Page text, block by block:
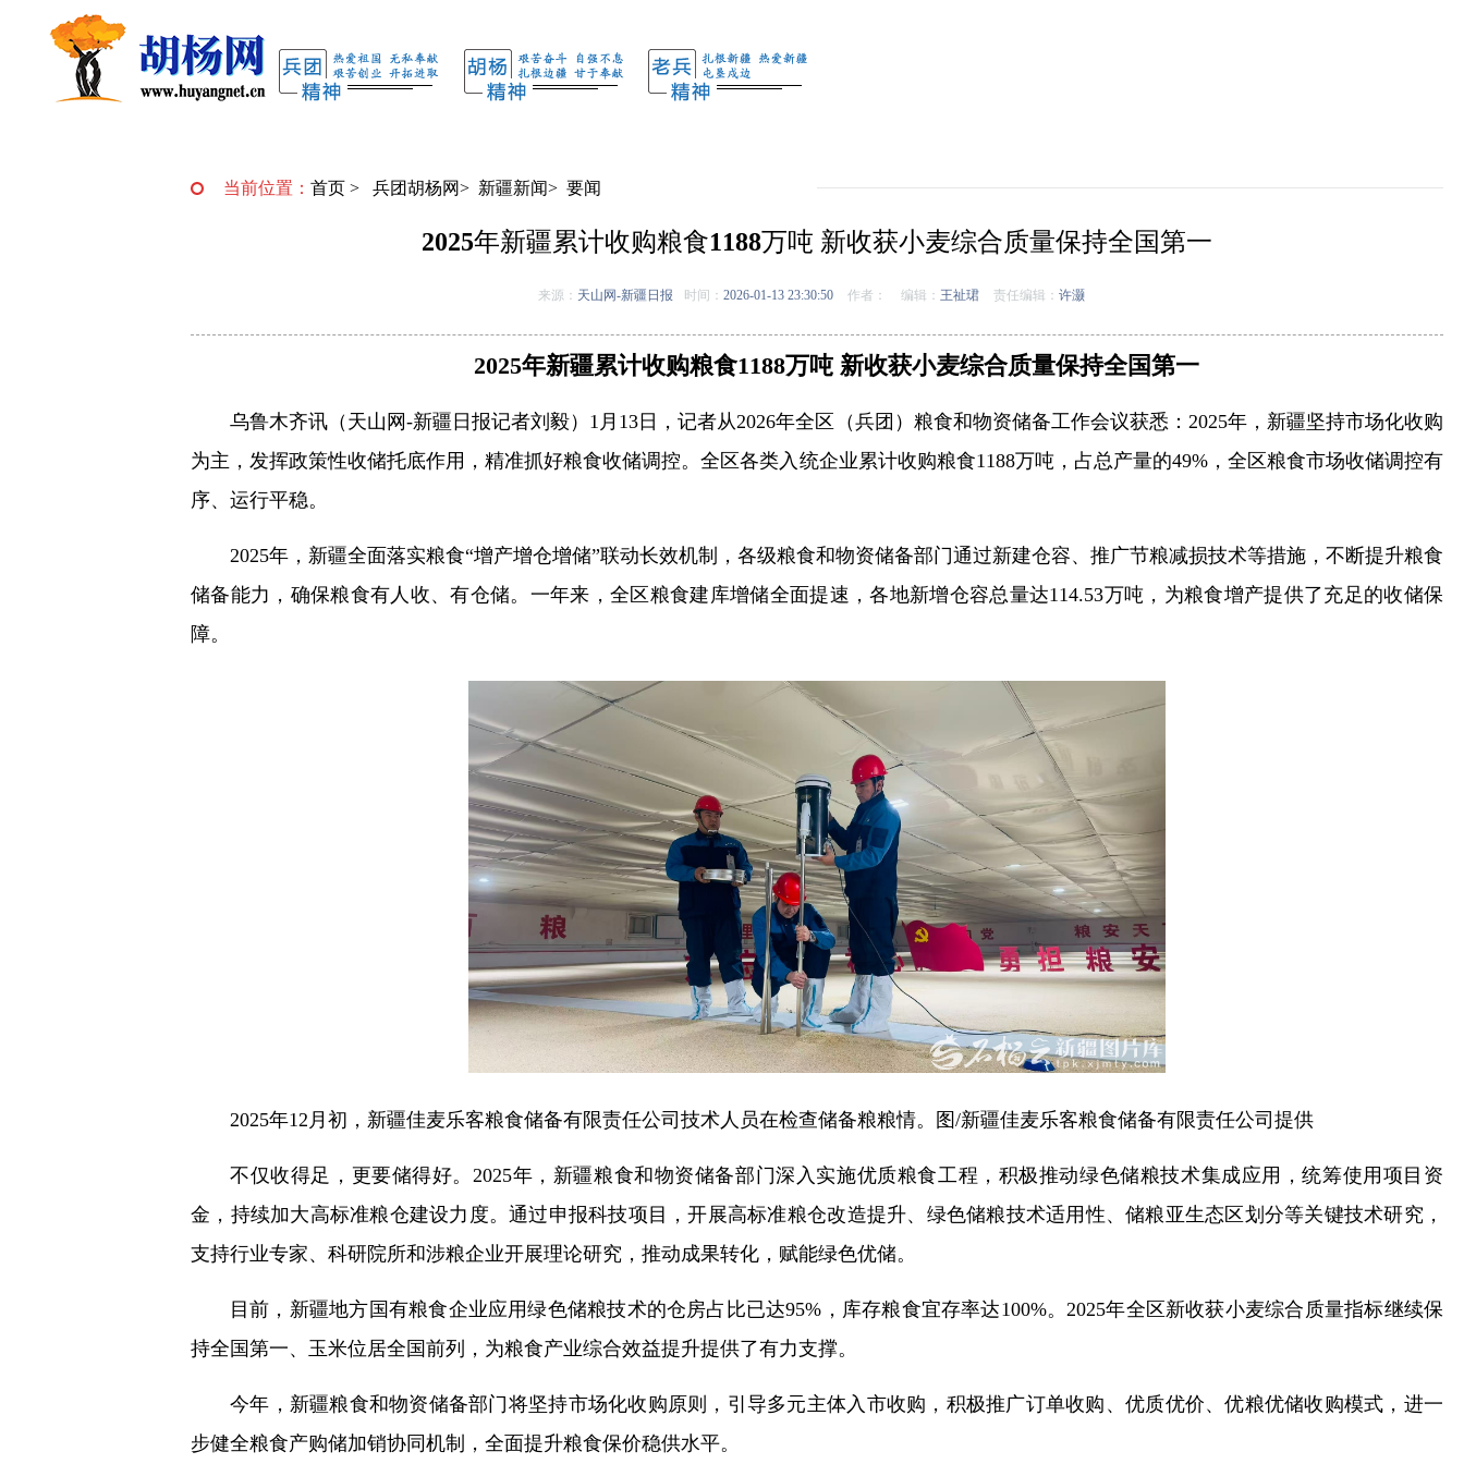
当前位置： 首页 > 兵团胡杨网> 新疆新闻> 要闻
2025年新疆累计收购粮食1188万吨 新收获小麦综合质量保持全国第一
来源： 天山网-新疆日报 时间： 2026-01-13 23:30:50 作者： 编辑： 王祉珺 责任编辑： 许灏
2025年新疆累计收购粮食1188万吨 新收获小麦综合质量保持全国第一
乌鲁木齐讯（天山网-新疆日报记者刘毅）1月13日，记者从2026年全区（兵团）粮食和物资储备工作会议获悉：2025年，新疆坚持市场化收购
为主，发挥政策性收储托底作用，精准抓好粮食收储调控。全区各类入统企业累计收购粮食1188万吨，占总产量的49%，全区粮食市场收储调控有
序、运行平稳。
2025年，新疆全面落实粮食“增产增仓增储”联动长效机制，各级粮食和物资储备部门通过新建仓容、推广节粮减损技术等措施，不断提升粮食
储备能力，确保粮食有人收、有仓储。一年来，全区粮食建库增储全面提速，各地新增仓容总量达114.53万吨，为粮食增产提供了充足的收储保
障。
2025年12月初，新疆佳麦乐客粮食储备有限责任公司技术人员在检查储备粮粮情。图/新疆佳麦乐客粮食储备有限责任公司提供
不仅收得足，更要储得好。2025年，新疆粮食和物资储备部门深入实施优质粮食工程，积极推动绿色储粮技术集成应用，统筹使用项目资
金，持续加大高标准粮仓建设力度。通过申报科技项目，开展高标准粮仓改造提升、绿色储粮技术适用性、储粮亚生态区划分等关键技术研究，
支持行业专家、科研院所和涉粮企业开展理论研究，推动成果转化，赋能绿色优储。
目前，新疆地方国有粮食企业应用绿色储粮技术的仓房占比已达95%，库存粮食宜存率达100%。2025年全区新收获小麦综合质量指标继续保
持全国第一、玉米位居全国前列，为粮食产业综合效益提升提供了有力支撑。
今年，新疆粮食和物资储备部门将坚持市场化收购原则，引导多元主体入市收购，积极推广订单收购、优质优价、优粮优储收购模式，进一
步健全粮食产购储加销协同机制，全面提升粮食保价稳供水平。